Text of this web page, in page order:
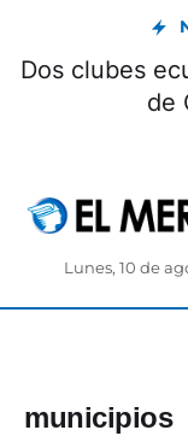
Dos clubes
de
Lunes, 10 de
municipios